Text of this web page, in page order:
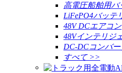
高電圧船舶用バ
LiFePO4バッテ
48V DCエアコン
48Vインテリジ
DC-DCコンバー
すべて >>